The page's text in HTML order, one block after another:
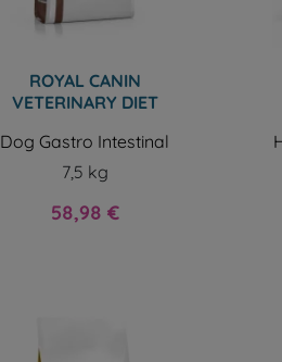
ROYAL CANIN
VETERINARY DIET
Dog Gastro Intestinal
7,5 kg
Prix
58,98 €